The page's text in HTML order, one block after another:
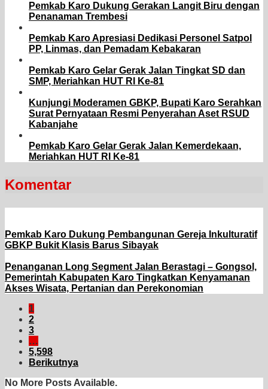
Pemkab Karo Dukung Gerakan Langit Biru dengan
Penanaman Trembesi
Pemkab Karo Apresiasi Dedikasi Personel Satpol
PP, Linmas, dan Pemadam Kebakaran
Pemkab Karo Gelar Gerak Jalan Tingkat SD dan
SMP, Meriahkan HUT RI Ke-81
Kunjungi Moderamen GBKP, Bupati Karo Serahkan
Surat Pernyataan Resmi Penyerahan Aset RSUD
Kabanjahe
Pemkab Karo Gelar Gerak Jalan Kemerdekaan,
Meriahkan HUT RI Ke-81
Komentar
Pemkab Karo Dukung Pembangunan Gereja Inkulturatif
GBKP Bukit Klasis Barus Sibayak
Penanganan Long Segment Jalan Berastagi – Gongsol,
Pemerintah Kabupaten Karo Tingkatkan Kenyamanan
Akses Wisata, Pertanian dan Perekonomian
1
2
3
…
5,598
Berikutnya
No More Posts Available.